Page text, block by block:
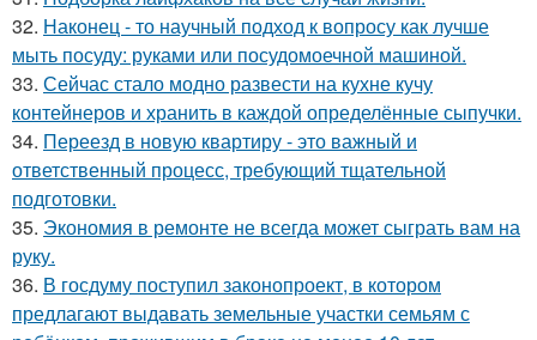
32. Наконец - то научный подход к вопросу как лучше
мыть посуду: руками или посудомоечной машиной.
33. Сейчас стало модно развести на кухне кучу
контейнеров и хранить в каждой определённые сыпучки.
34. Переезд в новую квартиру - это важный и
ответственный процесс, требующий тщательной
подготовки.
35. Экономия в ремонте не всегда может сыграть вам на
руку.
36. В госдуму поступил законопроект, в котором
предлагают выдавать земельные участки семьям с